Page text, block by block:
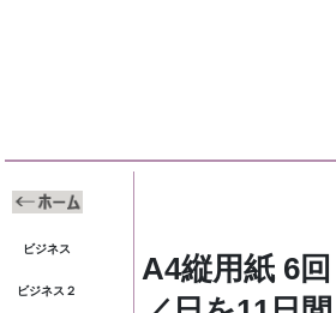
ビジネス
ビジネス２
A4縦用紙 6回